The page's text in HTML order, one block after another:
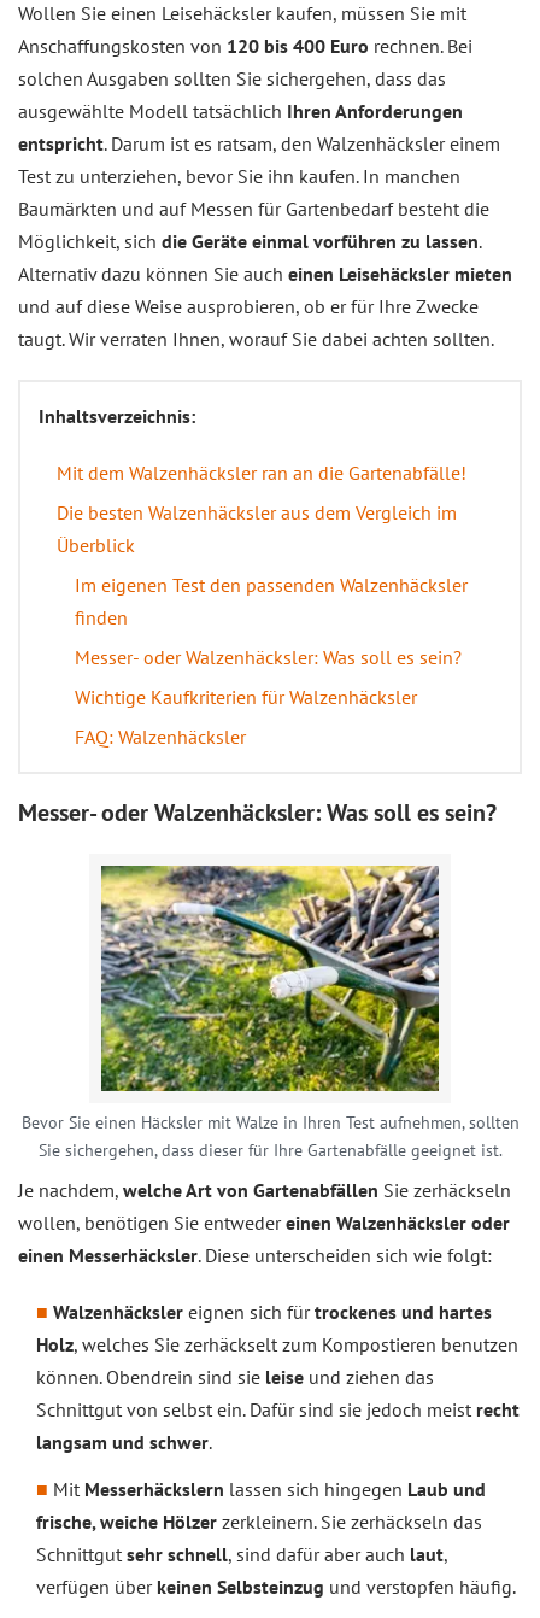
Wollen Sie einen Leisehäcksler kaufen, müssen Sie mit
Anschaffungskosten von 120 bis 400 Euro rechnen. Bei
solchen Ausgaben sollten Sie sichergehen, dass das
ausgewählte Modell tatsächlich Ihren Anforderungen
entspricht. Darum ist es ratsam, den Walzenhäcksler einem
Test zu unterziehen, bevor Sie ihn kaufen. In manchen
Baumärkten und auf Messen für Gartenbedarf besteht die
Möglichkeit, sich die Geräte einmal vorführen zu lassen.
Alternativ dazu können Sie auch einen Leisehäcksler mieten
und auf diese Weise ausprobieren, ob er für Ihre Zwecke
taugt. Wir verraten Ihnen, worauf Sie dabei achten sollten.
Inhaltsverzeichnis:
Mit dem Walzenhäcksler ran an die Gartenabfälle!
Die besten Walzenhäcksler aus dem Vergleich im
Überblick
Im eigenen Test den passenden Walzenhäcksler
finden
Messer- oder Walzenhäcksler: Was soll es sein?
Wichtige Kaufkriterien für Walzenhäcksler
FAQ: Walzenhäcksler
Messer- oder Walzenhäcksler: Was soll es sein?
Bevor Sie einen Häcksler mit Walze in Ihren Test aufnehmen, sollten
Sie sichergehen, dass dieser für Ihre Gartenabfälle geeignet ist.
Je nachdem, welche Art von Gartenabfällen Sie zerhäckseln
wollen, benötigen Sie entwedereinen Walzenhäcksler oder
einen Messerhäcksler. Diese unterscheiden sich wie folgt:
Walzenhäcksler eignen sich fürtrockenes und hartes
Holz, welches Sie zerhäckselt zum Kompostieren benutzen
können. Obendrein sind sie leise und ziehen das
Schnittgut von selbst ein. Dafür sind sie jedoch meist recht
langsam und schwer.
Mit Messerhäckslern lassen sich hingegen Laub und
frische, weiche Hölzer zerkleinern. Sie zerhäckseln das
Schnittgut sehr schnell, sind dafür aber auch laut,
verfügen über keinen Selbsteinzug und verstopfen häufig.